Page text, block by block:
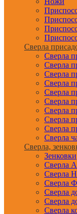
Сверла
Сверла
Сверла
Сверла
Сверла
Сверла
Сверла
Сверла
Сверла
Сверла
Сверла
Сверла,
Зенковки
Сверла
Сверла
Сверла
Сверла
Сверла
Сверла